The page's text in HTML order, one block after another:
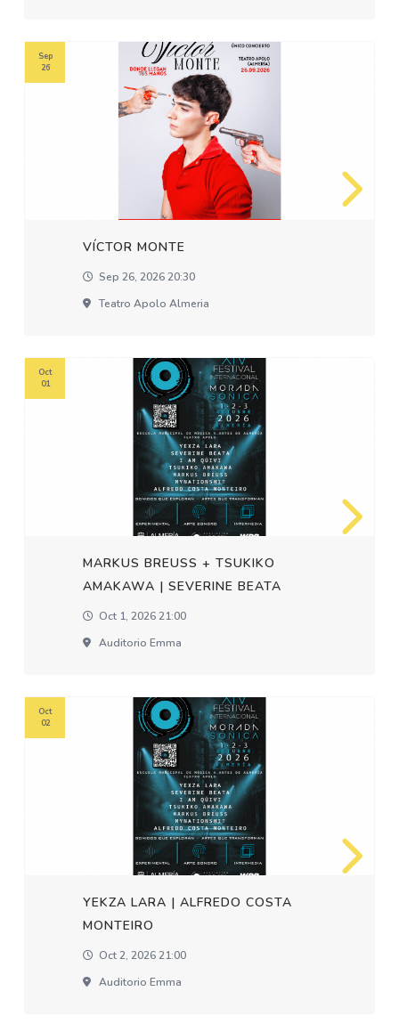
VÍCTOR MONTE
Sep 26, 2026 20:30
Teatro Apolo Almeria
Sep
26
MARKUS BREUSS + TSUKIKO
AMAKAWA | SEVERINE BEATA
Oct 1, 2026 21:00
Auditorio Emma
Oct
01
YEKZA LARA | ALFREDO COSTA
MONTEIRO
Oct 2, 2026 21:00
Auditorio Emma
Oct
02